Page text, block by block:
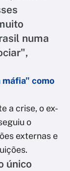
numa
máfia" como
a crise, o ex-
o
externas e
único